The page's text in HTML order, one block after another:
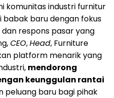
komunitas industri furnitur
babak baru dengan fokus
respons pasar yang
CEO,Head, Furniture
platform menarik yang
mendorong
keunggulan rantai
peluang baru bagi pihak